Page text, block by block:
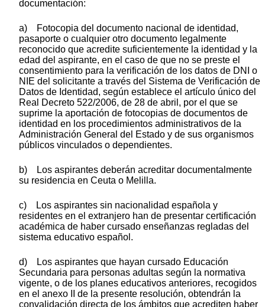
documentación:
a) Fotocopia del documento nacional de identidad,
pasaporte o cualquier otro documento legalmente
reconocido que acredite suficientemente la identidad y la
edad del aspirante, en el caso de que no se preste el
consentimiento para la verificación de los datos de DNI o
NIE del solicitante a través del Sistema de Verificación de
Datos de Identidad, según establece el artículo único del
Real Decreto 522/2006, de 28 de abril, por el que se
suprime la aportación de fotocopias de documentos de
identidad en los procedimientos administrativos de la
Administración General del Estado y de sus organismos
públicos vinculados o dependientes.
b) Los aspirantes deberán acreditar documentalmente
su residencia en Ceuta o Melilla.
c) Los aspirantes sin nacionalidad española y
residentes en el extranjero han de presentar certificación
académica de haber cursado enseñanzas regladas del
sistema educativo español.
d) Los aspirantes que hayan cursado Educación
Secundaria para personas adultas según la normativa
vigente, o de los planes educativos anteriores, recogidos
en el anexo II de la presente resolución, obtendrán la
convalidación directa de los ámbitos que acrediten haber